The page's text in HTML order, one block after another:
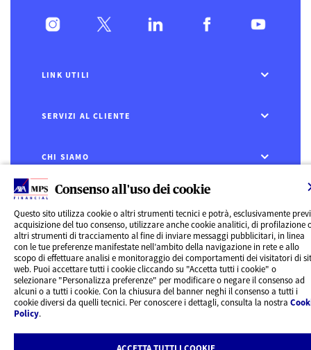
Consenso all'uso dei cookie
Questo sito utilizza cookie o altri strumenti tecnici e potrà, esclusivamente
acquisizione del tuo consenso, utilizzare anche cookie analitici, di profilazione
altri strumenti di tracciamento al fine di inviare messaggi pubblicitari, in linea
con le tue preferenze manifestate nell’ambito della navigazione in rete e allo
scopo di effettuare analisi e monitoraggio dei comportamenti dei visitatori di
web. Puoi accettare tutti i cookie cliccando su "Accetta tutti i cookie" o
selezionare "Personalizza preferenze" per modificare o negare il consenso ad
alcuni o a tutti i cookie. Con la chiusura del banner neghi il consenso a tutti i
cookie diversi da quelli tecnici. Per conoscere i dettagli, consulta la nostra
Policy.
LINK UTILI
SERVIZI AL CLIENTE
CHI SIAMO
CONTATTI
Privacy
Rivedi le tue scelte sui Cookie
Cookie Policy
Informazioni legali
AXA MPS Financial DAC - VAT Number IE8293822E